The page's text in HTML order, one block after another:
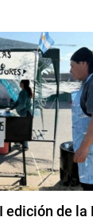
edición de la